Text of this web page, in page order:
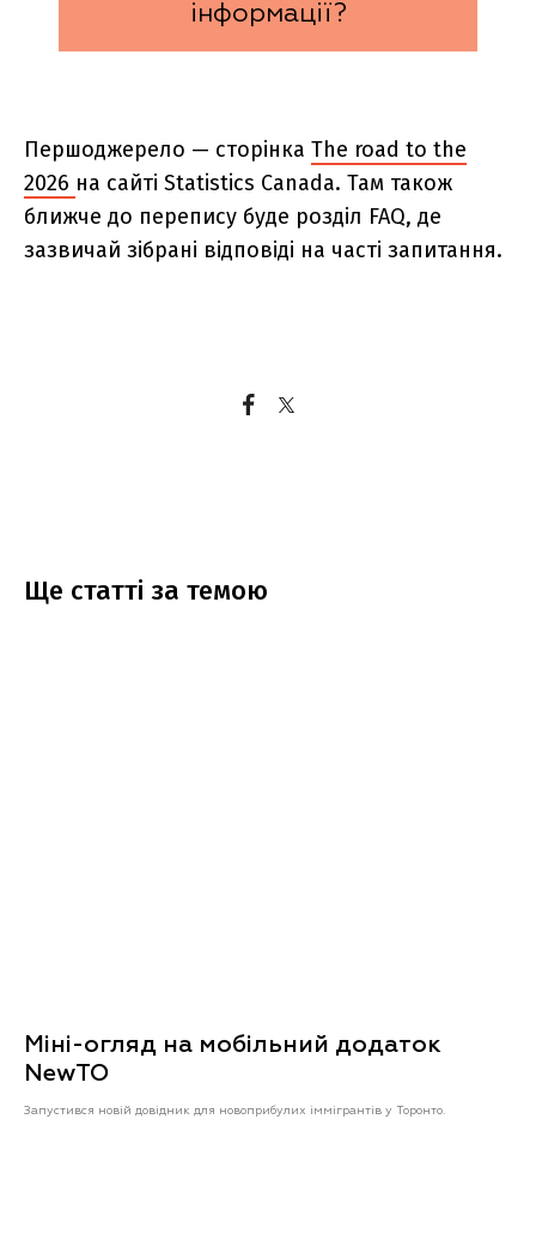
інформації?
Першоджерело — сторінка The road to the
2026 на сайті Statistics Canada. Там також
ближче до перепису буде розділ FAQ, де
зазвичай зібрані відповіді на часті запитання.
Ще статтi за темою
Міні-огляд на мобільний додаток
NewTO
Запустився новій довідник для новоприбулих іммігрантів у Торонто.